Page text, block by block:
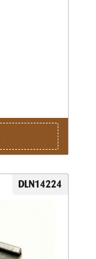
DLN14224